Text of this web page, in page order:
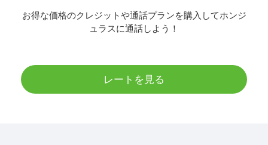
お得な価格のクレジットや通話プランを購入してホンジ
ュラスに通話しよう！
レートを見る